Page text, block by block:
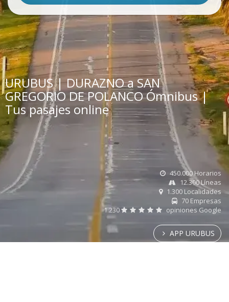
URUBUS | DURAZNO a SAN
GREGORIO DE POLANCO Ómnibus |
Tus pasajes online
450.000 Horarios
12.300 Líneas
1.300 Localidades
70 Empresas
1.230
opiniones Google
APP URUBUS